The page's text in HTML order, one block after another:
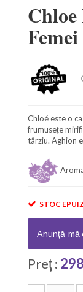
Femei
Chloé este o
frumusețe
târziu. Aghion
STOC
Anunță-mă
Preț :